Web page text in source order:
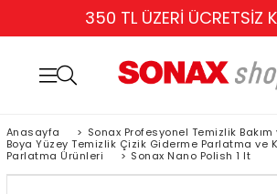
350 TL ÜZERİ ÜCRETSİZ
Anasayfa > Sonax Profesyonel Temizlik
Boya Yüzey Temizlik Çizik Giderme Parlatma ve
Parlatma Ürünleri
> Sonax Nano Polish 1 lt